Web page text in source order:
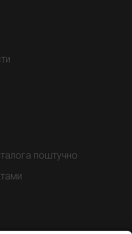
поштучно